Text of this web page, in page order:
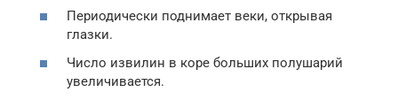
Периодически поднимает веки, открывая
глазки.
Число извилин в коре больших полушарий
увеличивается.